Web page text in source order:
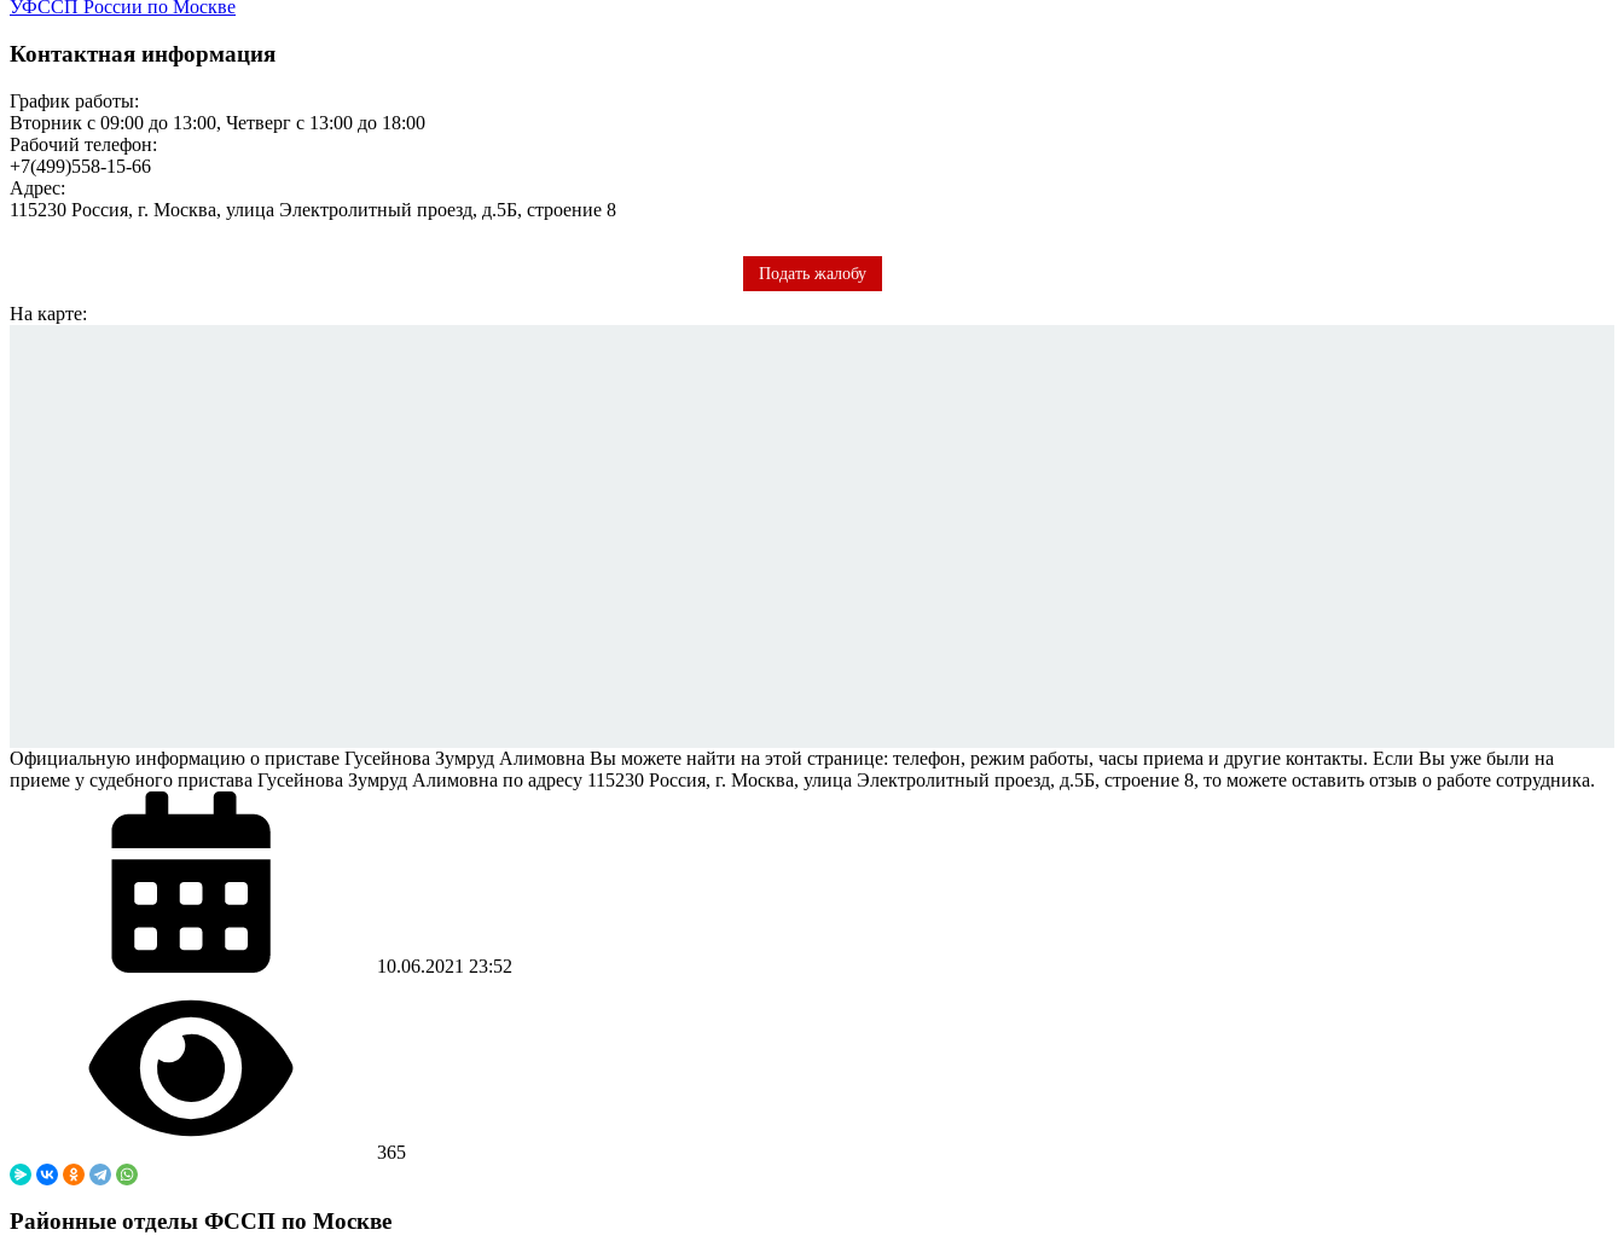
УФССП России по Москве
Контактная информация
График работы:
Вторник с 09:00 до 13:00, Четверг с 13:00 до 18:00
Рабочий телефон:
+7(499)558-15-66
Адрес:
115230 Россия, г. Москва, улица Электролитный проезд, д.5Б, строение 8
Подать жалобу
На карте:
Официальную информацию о приставе Гусейнова Зумруд Алимовна Вы можете найти на этой странице: телефон, режим работы, часы приема и другие контакты. Если Вы уже были на
приеме у судебного пристава Гусейнова Зумруд Алимовна по адресу 115230 Россия, г. Москва, улица Электролитный проезд, д.5Б, строение 8, то можете оставить отзыв о работе сотрудника.
10.06.2021 23:52
365
Районные отделы ФССП по Москве